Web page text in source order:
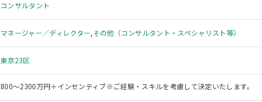
コンサルタント
マネージャー／ディレクター,その他（コンサルタント・スペシャリスト等）
東京23区
800～2300万円＋インセンティブ※ご経験・スキルを考慮して決定いたします。